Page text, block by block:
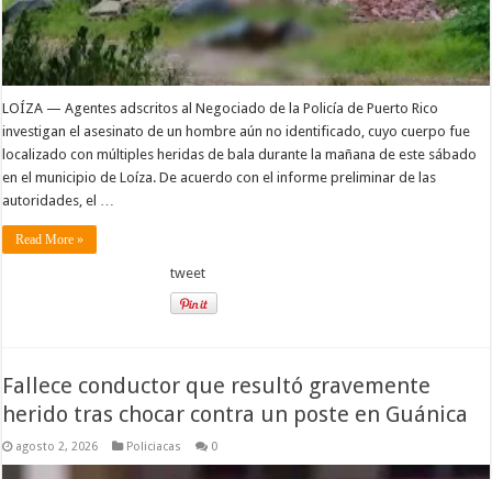
LOÍZA — Agentes adscritos al Negociado de la Policía de Puerto Rico
investigan el asesinato de un hombre aún no identificado, cuyo cuerpo fue
localizado con múltiples heridas de bala durante la mañana de este sábado
en el municipio de Loíza. De acuerdo con el informe preliminar de las
autoridades, el …
Read More »
tweet
Fallece conductor que resultó gravemente
herido tras chocar contra un poste en Guánica
agosto 2, 2026 Policiacas 0